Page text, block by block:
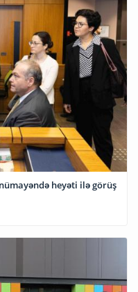
heyəti ilə görüş